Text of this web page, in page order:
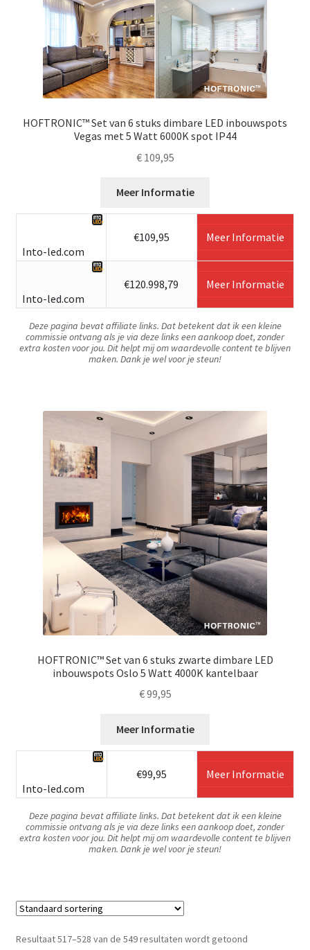
HOFTRONIC™ Set van 6 stuks dimbare LED inbouwspots
Vegas met 5 Watt 6000K spot IP44
€109,95
Meer Informatie
Into-led.com
€109,95 Meer Informatie
Into-led.com
€120.998,79 Meer Informatie
Deze pagina bevat affiliate links. Dat betekent dat ik een kleine
commissie ontvang als je via deze links een aankoop doet, zonder
extra kosten voor jou. Dit helpt mij om waardevolle content te blijven
maken. Dank je wel voor je steun!
HOFTRONIC™ Set van 6 stuks zwarte dimbare LED
inbouwspots Oslo 5 Watt 4000K kantelbaar
€99,95
Meer Informatie
Into-led.com
€99,95 Meer Informatie
Deze pagina bevat affiliate links. Dat betekent dat ik een kleine
commissie ontvang als je via deze links een aankoop doet, zonder
extra kosten voor jou. Dit helpt mij om waardevolle content te blijven
maken. Dank je wel voor je steun!
Resultaat 517–528 van de 549 resultaten wordt getoond